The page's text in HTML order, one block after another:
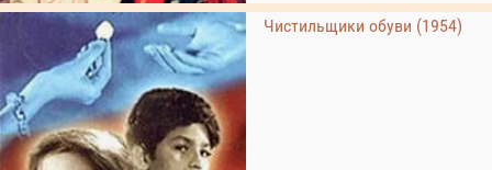
Чистильщики обуви (1954)